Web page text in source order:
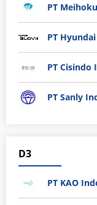
PT
PT
PT Cisindo
PT Sanly
D3
PT KAO